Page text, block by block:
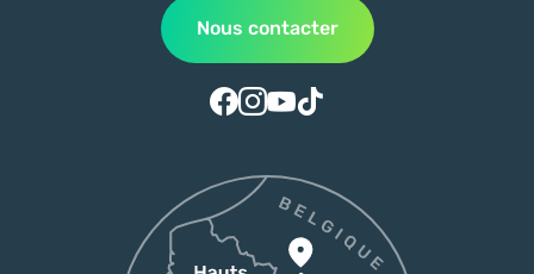
Nous contacter
Suivez-nous sur Facebook
Suivez-nous sur Instagram
Suivez-nous sur Youtube
Suivez-nous sur Tiktok